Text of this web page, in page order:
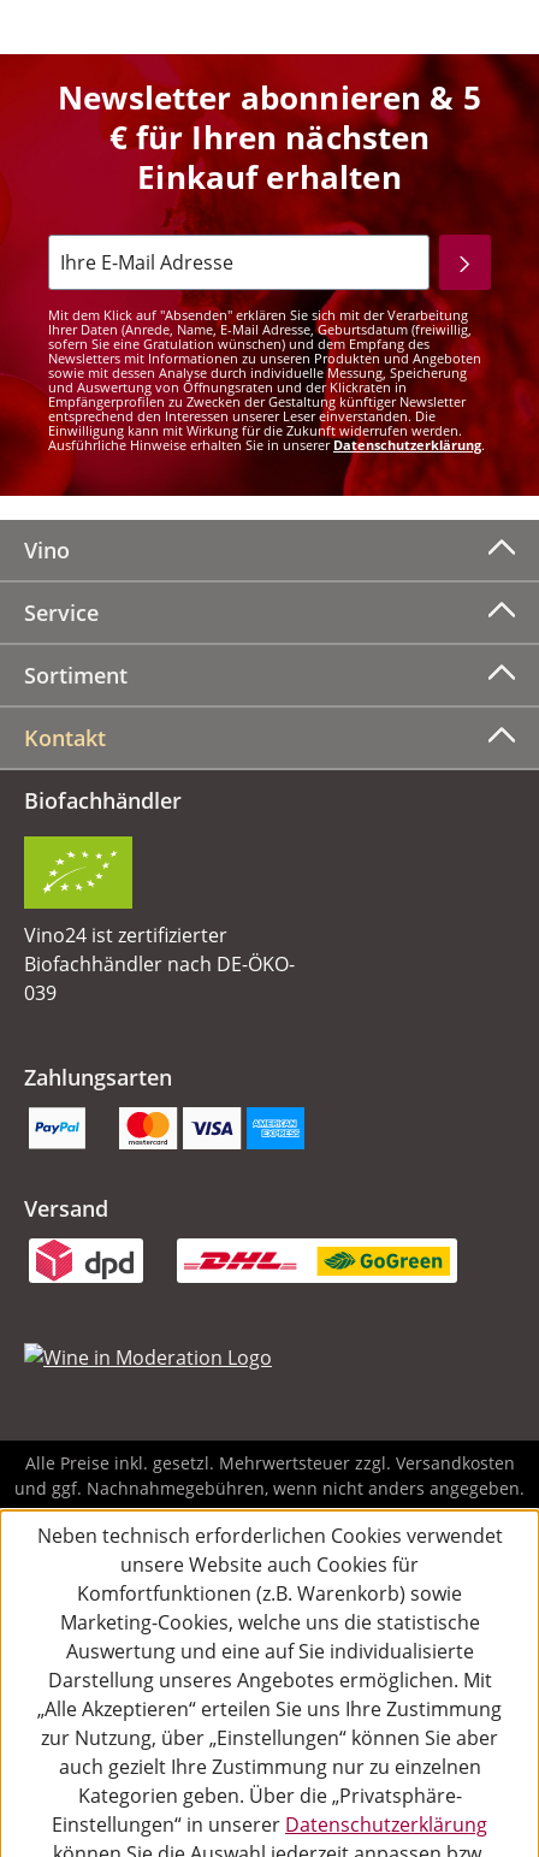
Newsletter abonnieren & 5
€ für Ihren nächsten
Einkauf erhalten
Mit dem Klick auf "Absenden" erklären Sie sich mit der Verarbeitung
Ihrer Daten (Anrede, Name, E-Mail Adresse, Geburtsdatum (freiwillig,
sofern Sie eine Gratulation wünschen) und dem Empfang des
Newsletters mit Informationen zu unseren Produkten und Angeboten
sowie mit dessen Analyse durch individuelle Messung, Speicherung
und Auswertung von Öffnungsraten und der Klickraten in
Empfängerprofilen zu Zwecken der Gestaltung künftiger Newsletter
entsprechend den Interessen unserer Leser einverstanden. Die
Einwilligung kann mit Wirkung für die Zukunft widerrufen werden.
Ausführliche Hinweise erhalten Sie in unsererDatenschutzerklärung.
Vino
Service
Sortiment
Kontakt
Biofachhändler
Vino24 ist zertifizierter
Biofachhändler nach DE-ÖKO-
039
Zahlungsarten
Versand
Alle Preise inkl. gesetzl. Mehrwertsteuer zzgl. Versandkosten
und ggf. Nachnahmegebühren, wenn nicht anders angegeben.
Neben technisch erforderlichen Cookies verwendet
unsere Website auch Cookies für
Komfortfunktionen (z.B. Warenkorb) sowie
Marketing-Cookies, welche uns die statistische
Auswertung und eine auf Sie individualisierte
Darstellung unseres Angebotes ermöglichen. Mit
„Alle Akzeptieren“ erteilen Sie uns Ihre Zustimmung
zur Nutzung, über „Einstellungen“ können Sie aber
auch gezielt Ihre Zustimmung nur zu einzelnen
Kategorien geben. Über die „Privatsphäre-
Einstellungen“ in unserer Datenschutzerklärung